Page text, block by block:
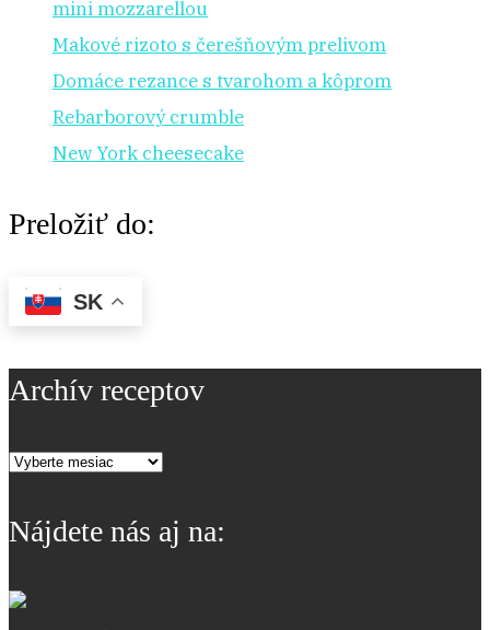
mini mozzarellou
Makové rizoto s čerešňovým prelivom
Domáce rezance s tvarohom a kôprom
Rebarborový crumble
New York cheesecake
Preložiť do:
SK
Archív receptov
Archív
Nájdete nás aj na: